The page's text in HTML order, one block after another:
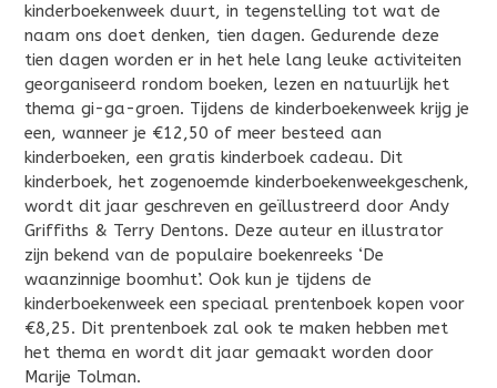
kinderboekenweek duurt, in tegenstelling tot wat de
naam ons doet denken, tien dagen. Gedurende deze
tien dagen worden er in het hele lang leuke activiteiten
georganiseerd rondom boeken, lezen en natuurlijk het
thema gi-ga-groen. Tijdens de kinderboekenweek krijg je
een, wanneer je €12,50 of meer besteed aan
kinderboeken, een gratis kinderboek cadeau. Dit
kinderboek, het zogenoemde kinderboekenweekgeschenk,
wordt dit jaar geschreven en geïllustreerd door Andy
Griffiths & Terry Dentons. Deze auteur en illustrator
zijn bekend van de populaire boekenreeks ‘De
waanzinnige boomhut’. Ook kun je tijdens de
kinderboekenweek een speciaal prentenboek kopen voor
€8,25. Dit prentenboek zal ook te maken hebben met
het thema en wordt dit jaar gemaakt worden door
Marije Tolman.